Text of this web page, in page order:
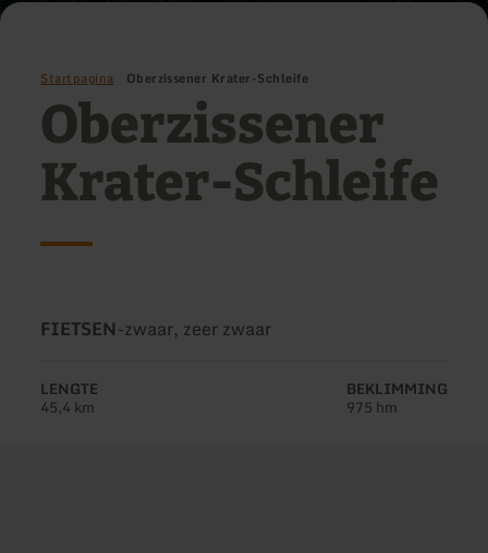
Startpagina Oberzissener Krater-Schleife
Oberzissener
Krater-Schleife
Soort
FIETSEN-Moeilijkheidsgraad:
zwaar, zeer zwaar
LENGTE
45,4 km
BEKLIMMING
975 hm